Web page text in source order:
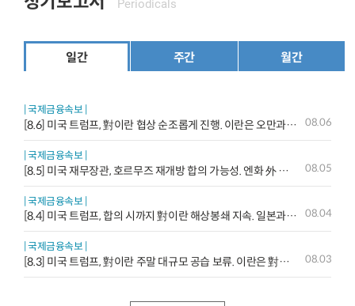
Periodicals
일간 주간 월간
| 국제금융속보 |
[8.6] 미국 트럼프, 對이란 협상 순조롭게 진행. 이란은 오만과 호르무즈 항로 합의 등 08.06
| 국제금융속보 |
[8.5] 미국 재무장관, 호르무즈 재개방 합의 가능성. 엔화 外 여타 통화의 약세도 不可 등 08.05
| 국제금융속보 |
[8.4] 미국 트럼프, 합의 시까지 對이란 해상봉쇄 지속. 일본과는 엔低 방어 공조 등 08.04
| 국제금융속보 |
[8.3] 미국 트럼프, 對이란 주말 대규모 공습 보류. 이란은 對美 강경 입장 재확인 등 08.03